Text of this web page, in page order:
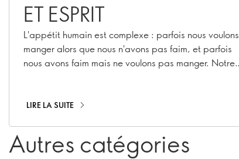
ET ESPRIT
L'appétit humain est complexe : parfois nous voulons
manger alors que nous n'avons pas faim, et parfois
nous avons faim mais ne voulons pas manger. Notre
LIRE LA SUITE
Autres catégories